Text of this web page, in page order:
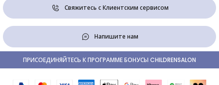
Свяжитесь с Клиентским сервисом
Напишите нам
ПРИСОЕДИНЯЙТЕСЬ К ПРОГРАММЕ БОНУСЫ CHILDRENSALON